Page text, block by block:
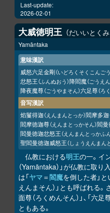
Last-update:
2026-02-01
大威徳明王 だいいとく
Yamāntaka
意味漢訳
威怒六足金剛（いどろくそくこんごう
忿怒王（ふんぬおう）降閻魔（ごうえ
降夜魔尊（ごうやまそん）六足尊（ろ
音写漢訳
焰鬘得迦（えんまんとっか）閻摩多迦
閻摩徳迦尊（えんまとっかそん）閻曼
閻曼徳迦忿怒王（えんまんとっかふ
聖閻曼徳迦威怒王（しょうえんまん
仏教における明王の一。イ
（Yamāntaka）」が仏教に取り
は「ヤマ ＝閻魔を倒した者」と
えんまそん）」とも呼ばれる
面尊（ろくめんそん）」、「六
ともある。